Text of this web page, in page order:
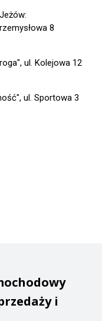
8
ul. Kolejowa 12
ul. Sportowa 3
i